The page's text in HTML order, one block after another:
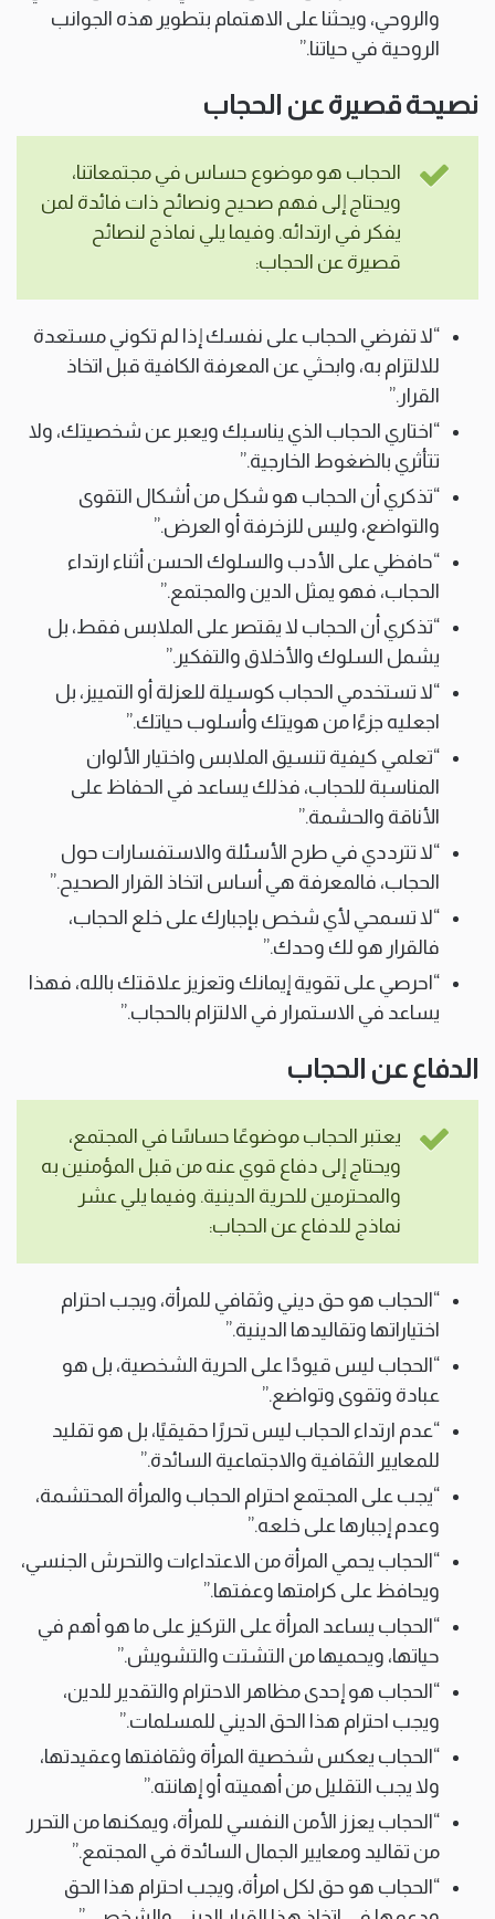
والروحي، ويحثنا على الاهتمام بتطوير هذه الجوانب
الروحية في حياتنا.”
نصيحة قصيرة عن الحجاب
الحجاب هو موضوع حساس في مجتمعاتنا،
ويحتاج إلى فهم صحيح ونصائح ذات فائدة لمن
يفكر في ارتدائه. وفيما يلي نماذج لنصائح
قصيرة عن الحجاب:
“لا تفرضي الحجاب على نفسك إذا لم تكوني مستعدة
للالتزام به، وابحثي عن المعرفة الكافية قبل اتخاذ
القرار.”
“اختاري الحجاب الذي يناسبك ويعبر عن شخصيتك، ولا
تتأثري بالضغوط الخارجية.”
“تذكري أن الحجاب هو شكل من أشكال التقوى
والتواضع، وليس للزخرفة أو العرض.”
“حافظي على الأدب والسلوك الحسن أثناء ارتداء
الحجاب، فهو يمثل الدين والمجتمع.”
“تذكري أن الحجاب لا يقتصر على الملابس فقط، بل
يشمل السلوك والأخلاق والتفكير.”
“لا تستخدمي الحجاب كوسيلة للعزلة أو التمييز، بل
اجعليه جزءًا من هويتك وأسلوب حياتك.”
“تعلمي كيفية تنسيق الملابس واختيار الألوان
المناسبة للحجاب، فذلك يساعد في الحفاظ على
الأناقة والحشمة.”
“لا تترددي في طرح الأسئلة والاستفسارات حول
الحجاب، فالمعرفة هي أساس اتخاذ القرار الصحيح.”
“لا تسمحي لأي شخص بإجبارك على خلع الحجاب،
فالقرار هو لك وحدك.”
“احرصي على تقوية إيمانك وتعزيز علاقتك بالله، فهذا
يساعد في الاستمرار في الالتزام بالحجاب.”
الدفاع عن الحجاب
يعتبر الحجاب موضوعًا حساسًا في المجتمع،
ويحتاج إلى دفاع قوي عنه من قبل المؤمنين به
والمحترمين للحرية الدينية. وفيما يلي عشر
نماذج للدفاع عن الحجاب:
“الحجاب هو حق ديني وثقافي للمرأة، ويجب احترام
اختياراتها وتقاليدها الدينية.”
“الحجاب ليس قيودًا على الحرية الشخصية، بل هو
عبادة وتقوى وتواضع.”
“عدم ارتداء الحجاب ليس تحررًا حقيقيًا، بل هو تقليد
للمعايير الثقافية والاجتماعية السائدة.”
“يجب على المجتمع احترام الحجاب والمرأة المحتشمة،
وعدم إجبارها على خلعه.”
“الحجاب يحمي المرأة من الاعتداءات والتحرش الجنسي،
ويحافظ على كرامتها وعفتها.”
“الحجاب يساعد المرأة على التركيز على ما هو أهم في
حياتها، ويحميها من التشتت والتشويش.”
“الحجاب هو إحدى مظاهر الاحترام والتقدير للدين،
ويجب احترام هذا الحق الديني للمسلمات.”
“الحجاب يعكس شخصية المرأة وثقافتها وعقيدتها،
ولا يجب التقليل من أهميته أو إهانته.”
“الحجاب يعزز الأمن النفسي للمرأة، ويمكنها من التحرر
من تقاليد ومعايير الجمال السائدة في المجتمع.”
“الحجاب هو حق لكل امرأة، ويجب احترام هذا الحق